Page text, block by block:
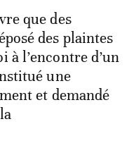
que des
des plaintes
l’encontre d’un
une
et demandé